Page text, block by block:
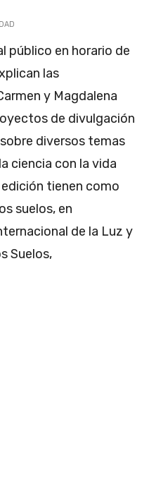
público en horario de
las
y Magdalena
de divulgación
diversos temas
ciencia con la vida
tienen como
suelos, en
de la Luz y
Suelos,